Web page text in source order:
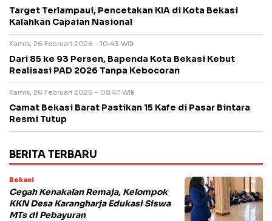
Target Terlampaui, Pencetakan KIA di Kota Bekasi
Kalahkan Capaian Nasional
Kamis, 26 Februari 2026 - 10:43 WIB
Dari 85 ke 93 Persen, Bapenda Kota Bekasi Kebut
Realisasi PAD 2026 Tanpa Kebocoran
Kamis, 26 Februari 2026 - 08:47 WIB
Camat Bekasi Barat Pastikan 15 Kafe di Pasar Bintara
Resmi Tutup
BERITA TERBARU
Bekasi
Cegah Kenakalan Remaja, Kelompok
KKN Desa Karangharja Edukasi Siswa
MTs di Pebayuran